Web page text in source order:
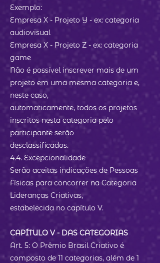
Exemplo:
Empresa X - Projeto Y - ex: categoria
audiovisual
Empresa X - Projeto Z - ex: categoria
game
Não é possível inscrever mais de um
projeto em uma mesma categoria e,
neste caso,
automaticamente, todos os projetos
inscritos nesta categoria pelo
participante serão
desclassificados.
4.4. Excepcionalidade
Serão aceitas indicações de Pessoas
Físicas para concorrer na Categoria
Lideranças Criativas,
estabelecida no capítulo V.
CAPÍTULO V - DAS CATEGORIAS
Art. 5: O Prêmio Brasil Criativo é
composto de 11 categorias, além de 1